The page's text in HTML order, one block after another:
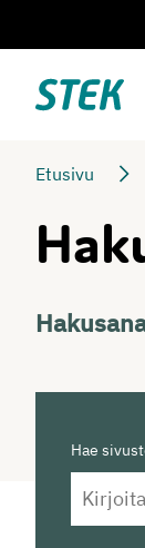
suoraan
sisältöön
Stek
Etusivu
Hae